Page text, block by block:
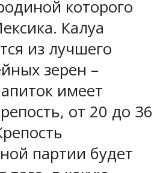
которого
Калуа
из лучшего
зерен –
имеет
от 20 до 36
партии будет